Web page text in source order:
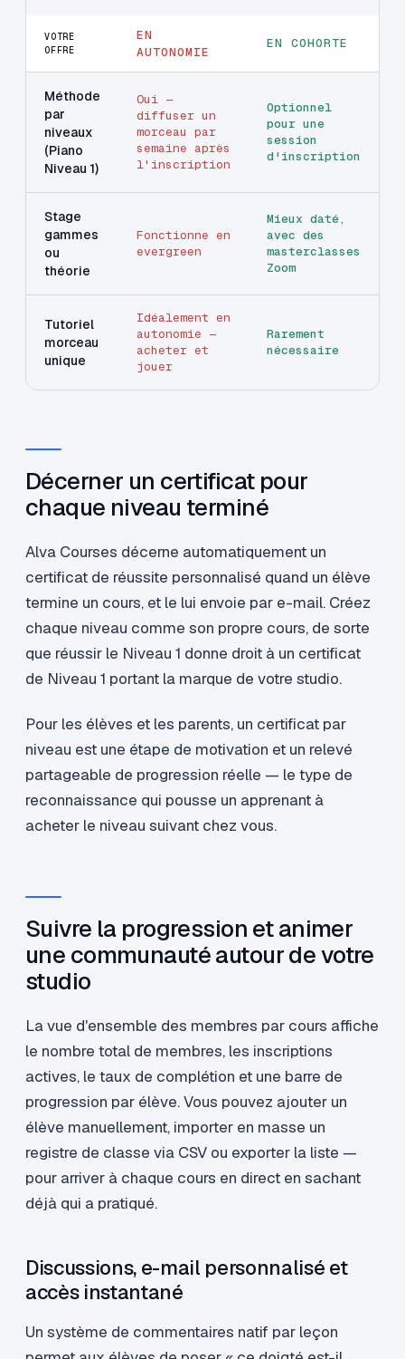
VOTRE
OFFRE
EN
AUTONOMIE
EN COHORTE
Méthode
par
niveaux
(Piano
Niveau 1)
Oui —
diffuser un
morceau par
semaine après
l'inscription
Optionnel
pour une
session
d'inscription
Stage
gammes
ou
théorie
Fonctionne en
evergreen
Mieux daté,
avec des
masterclasses
Zoom
Tutoriel
morceau
unique
Idéalement en
autonomie —
acheter et
jouer
Rarement
nécessaire
Décerner un certificat pour
chaque niveau terminé
Alva Courses décerne automatiquement un
certificat de réussite personnalisé quand un élève
termine un cours, et le lui envoie par e-mail. Créez
chaque niveau comme son propre cours, de sorte
que réussir le Niveau 1 donne droit à un certificat
de Niveau 1 portant la marque de votre studio.
Pour les élèves et les parents, un certificat par
niveau est une étape de motivation et un relevé
partageable de progression réelle — le type de
reconnaissance qui pousse un apprenant à
acheter le niveau suivant chez vous.
Suivre la progression et animer
une communauté autour de votre
studio
La vue d'ensemble des membres par cours affiche
le nombre total de membres, les inscriptions
actives, le taux de complétion et une barre de
progression par élève. Vous pouvez ajouter un
élève manuellement, importer en masse un
registre de classe via CSV ou exporter la liste —
pour arriver à chaque cours en direct en sachant
déjà qui a pratiqué.
Discussions, e-mail personnalisé et
accès instantané
Un système de commentaires natif par leçon